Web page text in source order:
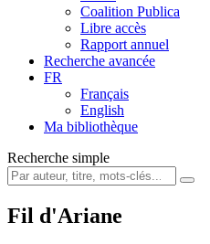
Coalition Publica
Libre accès
Rapport annuel
Recherche avancée
FR
Français
English
Ma bibliothèque
Recherche simple
Fil d'Ariane